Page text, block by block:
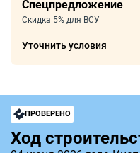
Спецпредложение
Скидка 5% для ВСУ
Уточнить условия
ПРОВЕРЕНО
Ход